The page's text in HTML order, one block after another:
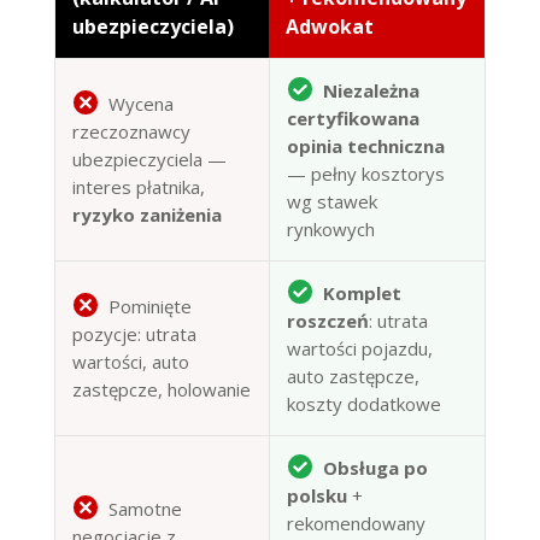
ubezpieczyciela)
Adwokat
Wycena
rzeczoznawcy
ubezpieczyciela —
interes płatnika,
ryzyko zaniżenia
Niezależna
certyfikowana
opinia techniczna
— pełny kosztorys
wg stawek
rynkowych
Pominięte
pozycje: utrata
wartości, auto
zastępcze, holowanie
Komplet
roszczeń: utrata
wartości pojazdu,
auto zastępcze,
koszty dodatkowe
Samotne
Obsługa po
polsku+
rekomendowany